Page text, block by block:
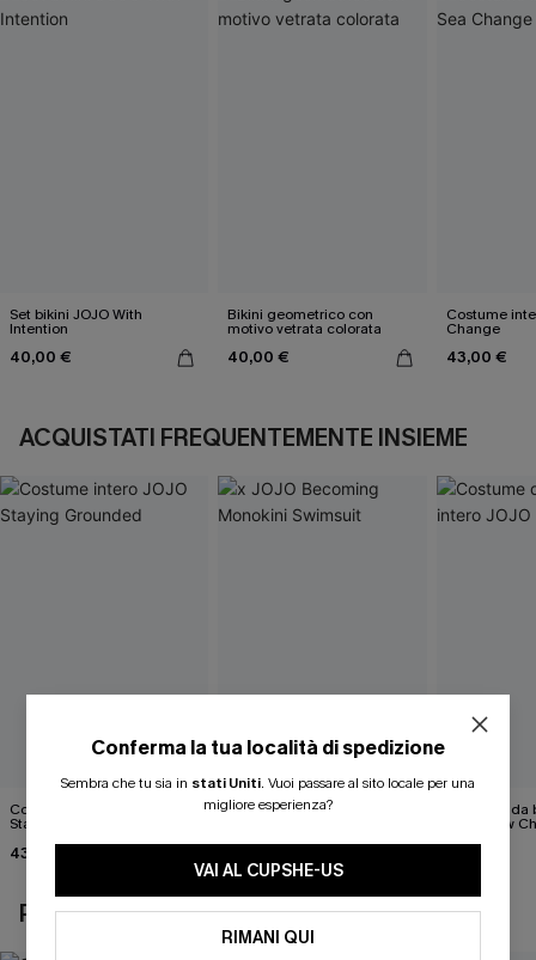
Set bikini JOJO With
Intention
40,00 €
Bikini geometrico con
motivo vetrata colorata
40,00 €
Costume
Change
43,00 €
ACQUISTATI FREQUENTEMENTE INSIEME
Costume intero JOJO
Staying Grounded
43,00 €
x JOJO Becoming Monokini Costume
JOJO New
POTREBBE INTERESSARTI ANCHE
Conferma la tua località di spedizione
Sembra che tu sia in stati Uniti. Vuoi passare al sito locale per una
migliore esperienza?
VAI AL CUPSHE-US
RIMANI QUI